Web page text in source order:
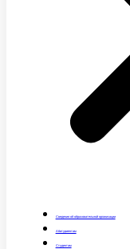
Сведения об образовательной организации
Абитуриентам
Студентам